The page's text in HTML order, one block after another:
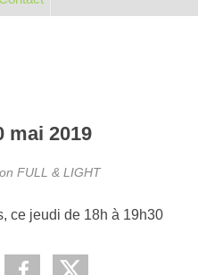
mai 2019
FULL & LIGHT
ce jeudi de 18h à 19h30